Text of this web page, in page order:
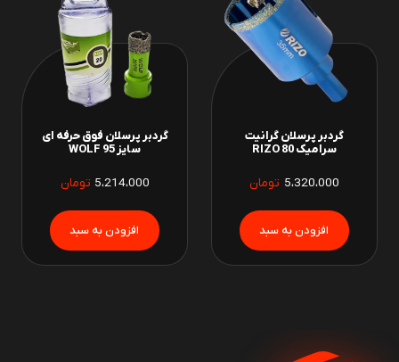
گردبر پرسلان گرانیت
سرامیک 80 RIZO
5،320،000 تومان
گردبر پرسلان فوق حرفه ای
سایز 95 WOLF
5،214،000 تومان